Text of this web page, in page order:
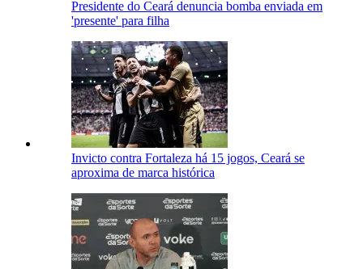
Presidente do Ceará denuncia bomba enviada em
'presente' para filha
Invicto contra Fortaleza há 15 jogos, Ceará se
aproxima de marca histórica